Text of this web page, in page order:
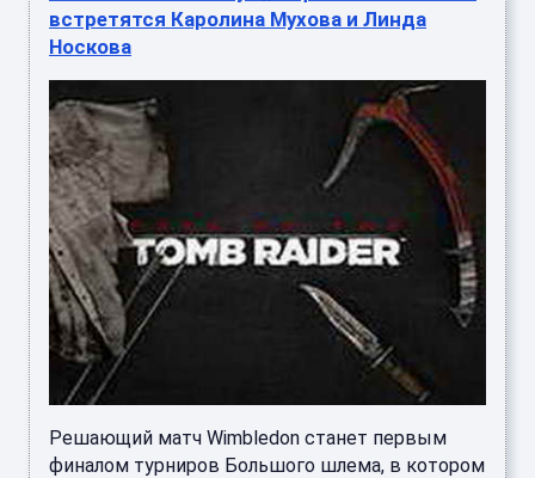
встретятся Каролина Мухова и Линда
Носкова
Решающий матч Wimbledon станет первым
финалом турниров Большого шлема, в котором